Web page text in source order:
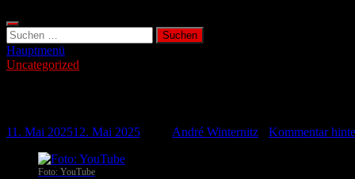
Suchen
nach:
Hauptmenü
Uncategorized
11. Mai 202512. Mai 2025 André Winternitz Kommentar
Foto: YouTube